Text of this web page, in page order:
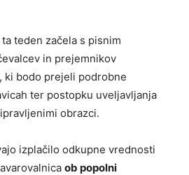
teden začela s pisnim
in prejemnikov
ki bodo prejeli podrobne
ter postopku uveljavljanja
obrazci.
izplačilo odkupne vrednosti
ob popolni